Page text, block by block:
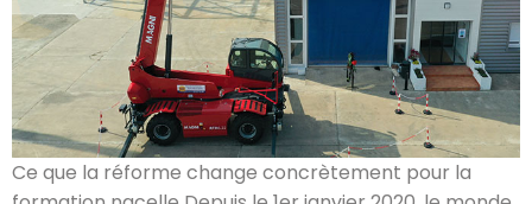
Ce que la réforme change concrètement pour la